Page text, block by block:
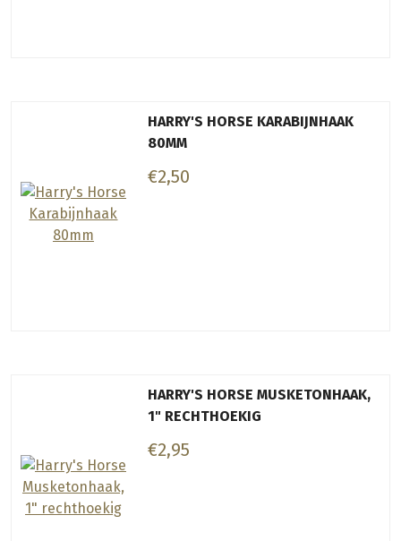
HARRY'S HORSE KARABIJNHAAK
80MM
€2,50
HARRY'S HORSE MUSKETONHAAK,
1" RECHTHOEKIG
€2,95